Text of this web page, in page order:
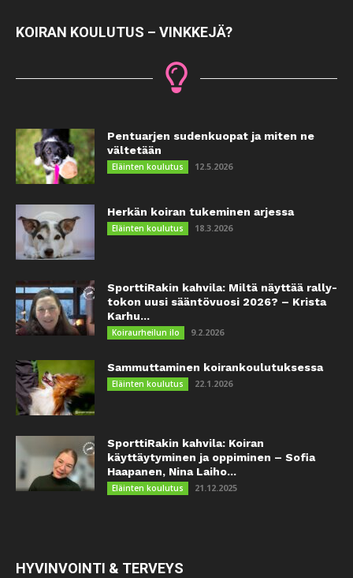
KOIRAN KOULUTUS – VINKKEJÄ?
Pentuarjen sudenkuopat ja miten ne
vältetään
Eläinten koulutus 12.5.2026
Herkän koiran tukeminen arjessa
Eläinten koulutus 18.3.2026
SporttiRakin kahvila: Miltä näyttää rally-
tokon uusi sääntövuosi 2026? – Krista
Karhu...
Koiraurheilun ilo 9.2.2026
Sammuttaminen koirankoulutuksessa
Eläinten koulutus 22.1.2026
SporttiRakin kahvila: Koiran
käyttäytyminen ja oppiminen – Sofia
Haapanen, Nina Laiho...
Eläinten koulutus 21.12.2025
HYVINVOINTI & TERVEYS